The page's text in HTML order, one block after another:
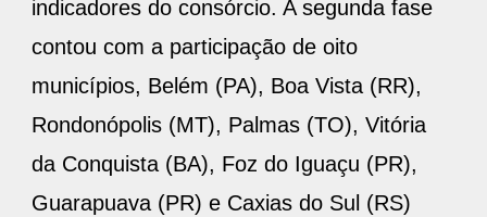
indicadores do consórcio. A segunda fase
contou com a participação de oito
municípios, Belém (PA), Boa Vista (RR),
Rondonópolis (MT), Palmas (TO), Vitória
da Conquista (BA), Foz do Iguaçu (PR),
Guarapuava (PR) e Caxias do Sul (RS)